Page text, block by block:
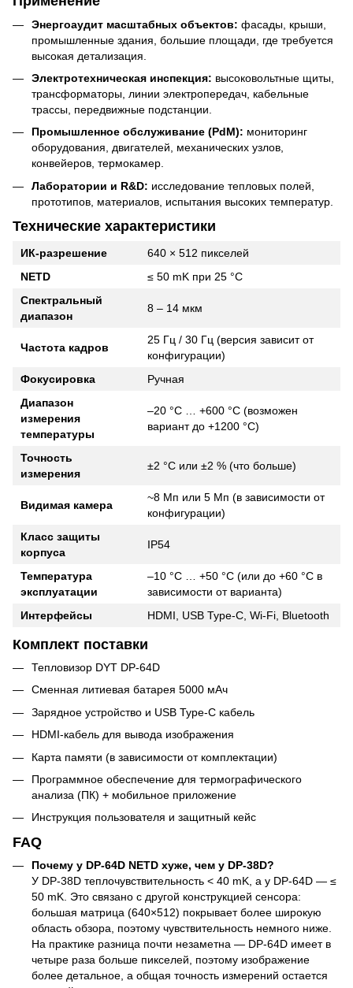
Энергоаудит масштабных объектов: фасады, крыши,
промышленные здания, большие площади, где требуется
высокая детализация.
Электротехническая инспекция: высоковольтные щиты,
трансформаторы, линии электропередач, кабельные
трассы, передвижные подстанции.
Промышленное обслуживание (PdM): мониторинг
оборудования, двигателей, механических узлов,
конвейеров, термокамер.
Лаборатории и R&D: исследование тепловых полей,
прототипов, материалов, испытания высоких температур.
Технические характеристики
ИК-разрешение
640 × 512 пикселей
NETD
≤ 50 mK при 25 °C
Спектральный
диапазон
8 – 14 мкм
Частота кадров
25 Гц / 30 Гц (версия зависит от
конфигурации)
Фокусировка
Ручная
Диапазон
измерения
температуры
–20 °C … +600 °C (возможен
вариант до +1200 °C)
Точность
измерения
±2 °C или ±2 % (что больше)
Видимая камера
~8 Мп или 5 Мп (в зависимости от
конфигурации)
Класс защиты
корпуса
IP54
Температура
эксплуатации
–10 °C … +50 °C (или до +60 °C в
зависимости от варианта)
Интерфейсы
HDMI, USB Type-C, Wi-Fi, Bluetooth
Комплект поставки
Тепловизор DYT DP-64D
Сменная литиевая батарея 5000 мАч
Зарядное устройство и USB Type-C кабель
HDMI-кабель для вывода изображения
Карта памяти (в зависимости от комплектации)
Программное обеспечение для термографического
анализа (ПК) + мобильное приложение
Инструкция пользователя и защитный кейс
FAQ
Почему у DP-64D NETD хуже, чем у DP-38D?
У DP-38D теплочувствительность < 40 mK, а у DP-64D — ≤
50 mK. Это связано с другой конструкцией сенсора:
большая матрица (640×512) покрывает более широкую
область обзора, поэтому чувствительность немного ниже.
На практике разница почти незаметна — DP-64D имеет в
четыре раза больше пикселей, поэтому изображение
более детальное, а общая точность измерений остается